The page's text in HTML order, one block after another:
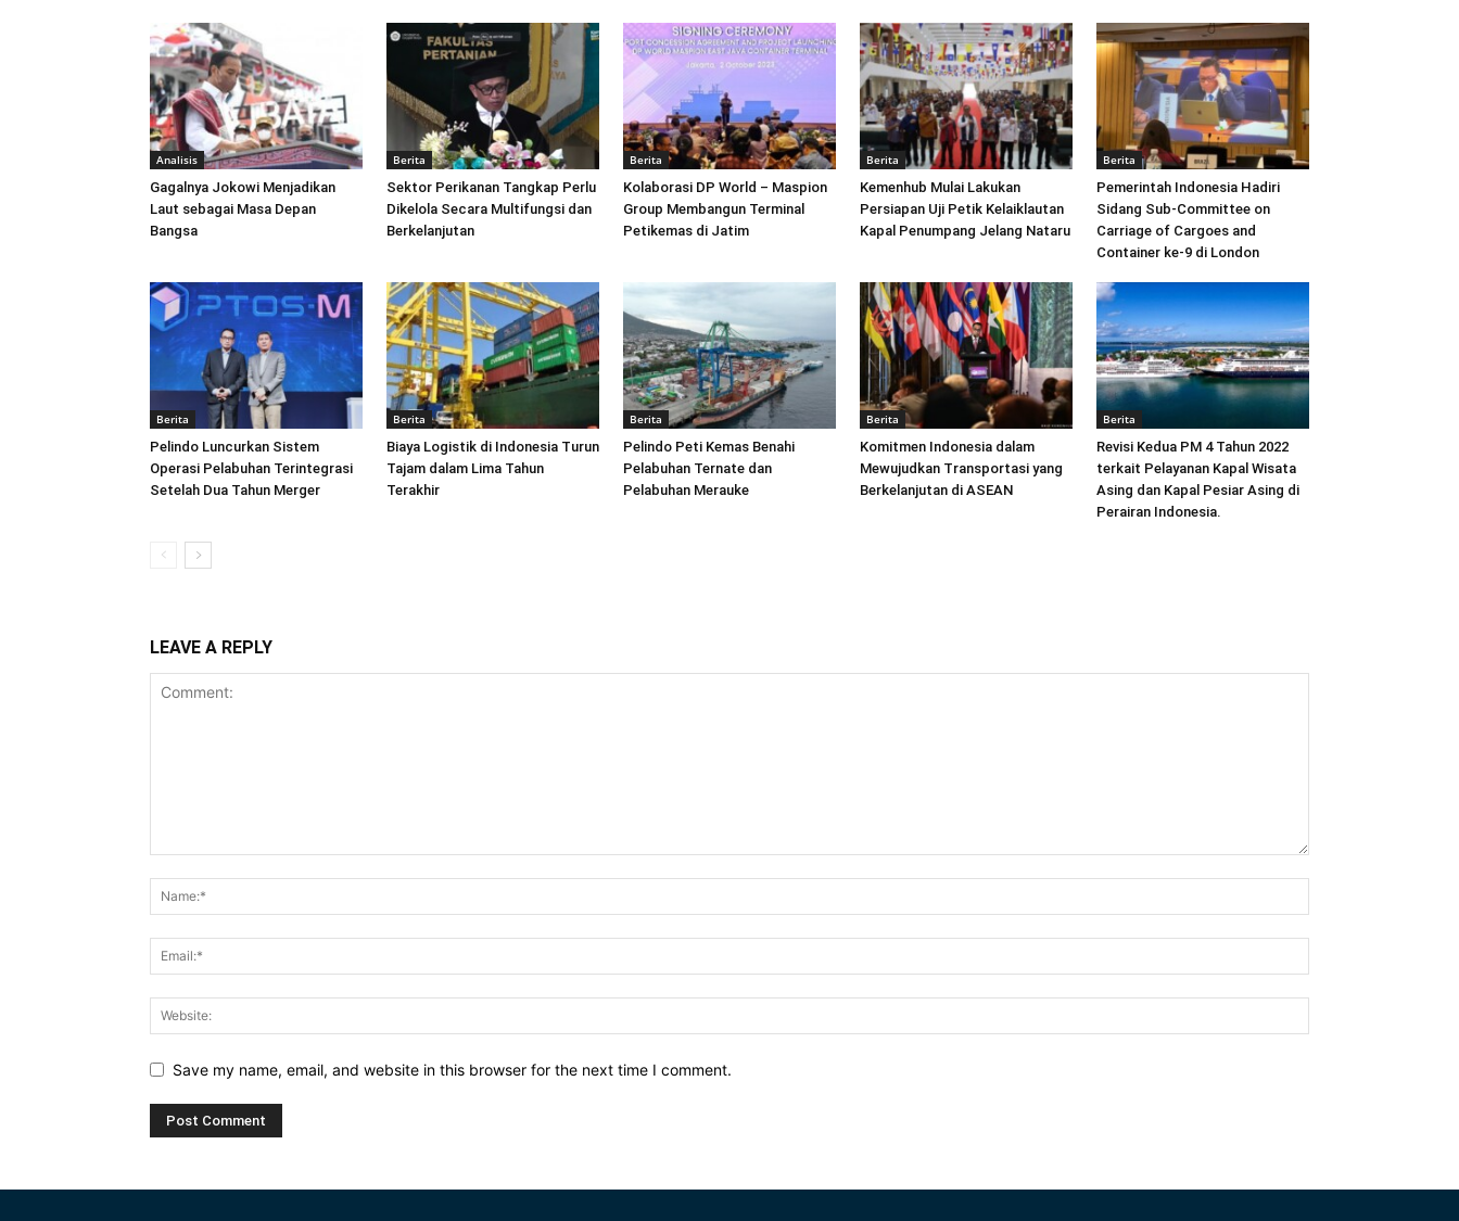
Analisis
Gagalnya Jokowi Menjadikan
Laut sebagai Masa Depan
Bangsa
Berita
Sektor Perikanan Tangkap Perlu
Dikelola Secara Multifungsi dan
Berkelanjutan
Berita
Kolaborasi DP World – Maspion
Group Membangun Terminal
Petikemas di Jatim
Berita
Kemenhub Mulai Lakukan
Persiapan Uji Petik Kelaiklautan
Kapal Penumpang Jelang Nataru
Berita
Pemerintah Indonesia Hadiri
Sidang Sub-Committee on
Carriage of Cargoes and
Container ke-9 di London
Berita
Pelindo Luncurkan Sistem
Operasi Pelabuhan Terintegrasi
Setelah Dua Tahun Merger
Berita
Biaya Logistik di Indonesia Turun
Tajam dalam Lima Tahun
Terakhir
Berita
Pelindo Peti Kemas Benahi
Pelabuhan Ternate dan
Pelabuhan Merauke
Berita
Komitmen Indonesia dalam
Mewujudkan Transportasi yang
Berkelanjutan di ASEAN
Berita
Revisi Kedua PM 4 Tahun 2022
terkait Pelayanan Kapal Wisata
Asing dan Kapal Pesiar Asing di
Perairan Indonesia.
LEAVE A REPLY
Save my name, email, and website in this browser for the next time I comment.